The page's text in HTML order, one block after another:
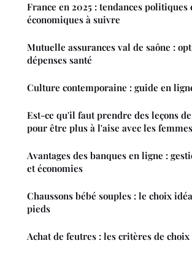
France en 2025 : tendances politiques
économiques à suivre
Mutuelle assurances val de saône :
dépenses santé
Culture contemporaine : guide en
Est-ce qu'il faut prendre des leçons
pour être plus à l'aise avec les
Avantages des banques en ligne :
et économies
Chaussons bébé souples : le choix
pieds
Achat de feutres : les critères de